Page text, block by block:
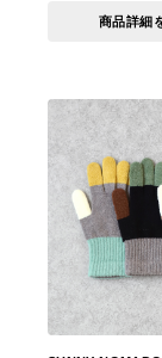
商品詳細